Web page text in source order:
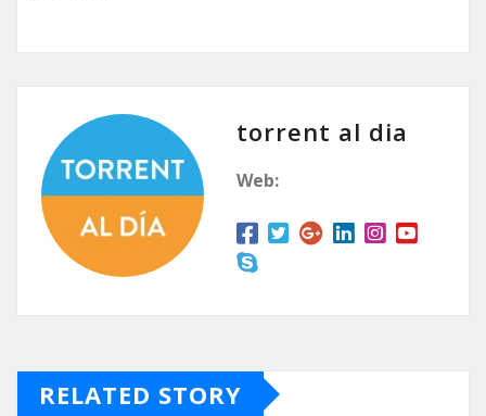
de expansión empresarial
del municipio La
alcaldesa de Torrent,
Amparo Folgado, ha
recibido al conseller de…
torrent al dia
Web:
RELATED STORY